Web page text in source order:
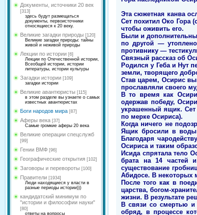
Документы, источники 20 век
[313]
здесь будут размещаться
документы, первоисточники
относящиеся к 20 веку.
Великие загадки природы [120]
Великие загадки природы: тайны
живой и неживой природы
Лекции по истории [6]
Лекции по Отечественной истории,
Всеобщей истории, истории
литературы, истории культуры
Загадки истории [109]
загадки истории
Великие авантюристы [115]
в этом разделе вы узнаете о самых
известных авантюристах
Боги народов мира [87]
Аферы века [37]
Самые громкие аферы 20 века
Великие операции спецслужб
[99]
Гении ВМФ [96]
Географические открытия [102]
Заговоры и перевороты [100]
Правители [1934]
Люди находящиеся у власти в
разные периоды истории)))
кандидатский минимум по
"истории и философии науки"
[80]
ответы на вопросы
Эта сюжетная канва
Сет похитил Око Гора
чтобы оживить его.
Были и
по другой —
противнику —
Связный рассказ об
Родился у Геба и Нут
земли, творящего
Став царем, Осирис
прославляли своего
В то время как
одержав победу,
украшенный ящик. Сет
по мерке Осириса).
Когда ничего не
Ящик бросили в воды
Благодаря
Осириса и таким
Исида спрятала тело
брата на 14 частей
существование
Абидосе. В некоторых
После того как в
царства, богом-
жизни. В результате
В связи со смертью и
обряд, в процессе